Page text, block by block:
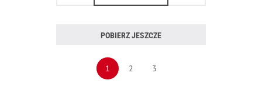
POBIERZ JESZCZE
1 2 3